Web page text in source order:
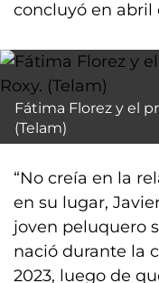
concluyó en abril
Fátima Florez y el
(Telam)
“No creía en la
en su lugar,
joven peluquero
nació durante la
2023, luego de